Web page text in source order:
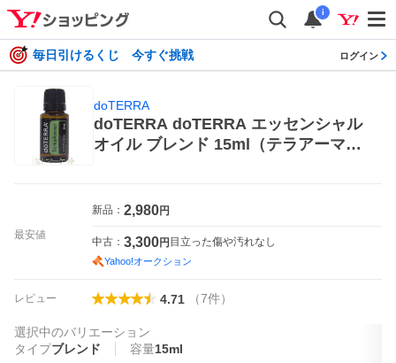
i
毎日引けるくじ 今すぐ挑戦 ログイン
doTERRA
doTERRA doTERRA エッセンシャル
オイル ブレンド 15ml（テラアーマ
最安値
新品： 2,980円
中古： 3,300円 目立った傷や汚れなし
Yahoo!オークション
レビュー 4.71 （7件）
選択中のバリエーション
タイプブレンド 容量15ml